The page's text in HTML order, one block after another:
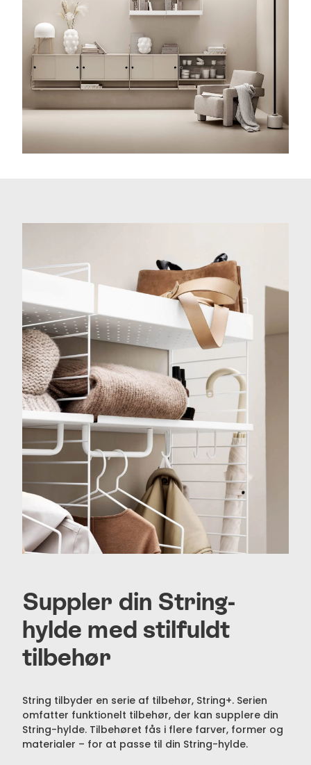
Suppler din String-
hylde med stilfuldt
tilbehør
String tilbyder en serie af tilbehør, String+. Serien
omfatter funktionelt tilbehør, der kan supplere din
String-hylde. Tilbehøret fås i flere farver, former og
materialer – for at passe til din String-hylde.